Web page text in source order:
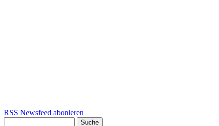
RSS Newsfeed abonieren